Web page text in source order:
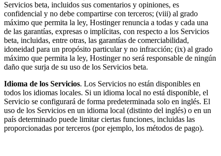
Servicios beta, incluidos sus comentarios y opiniones, es
confidencial y no debe compartirse con terceros; (viii) al grado
máximo que permita la ley, Hostinger renuncia a todas y cada una
de las garantías, expresas o implícitas, con respecto a los Servicios
beta, incluidas, entre otras, las garantías de comerciabilidad,
idoneidad para un propósito particular y no infracción; (ix) al grado
máximo que permita la ley, Hostinger no será responsable de ningún
daño que surja de su uso de los Servicios beta.
Idioma de los Servicios. Los Servicios no están disponibles en
todos los idiomas locales. Si un idioma local no está disponible, el
Servicio se configurará de forma predeterminada solo en inglés. El
uso de los Servicios en un idioma local (distinto del inglés) o en un
país determinado puede limitar ciertas funciones, incluidas las
proporcionadas por terceros (por ejemplo, los métodos de pago).